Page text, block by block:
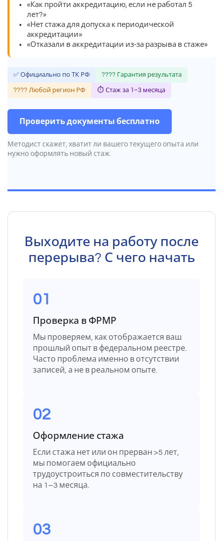
«Как пройти аккредитацию, если не работал 5
лет?»
«Нет стажа для допуска к периодической
аккредитации»
«Отказали в аккредитации из-за разрыва в стаже»
✅ Официально по ТК РФ ???? Гарантия результата
???? Любой регион РФ ⏱ Стаж за 1–3 месяца
Проверить документы бесплатно
Методист скажет, хватит ли вашего текущего опыта или
нужно оформлять новый стаж.
Выходите на работу после
перерыва? С чего начать
01
Проверка в ФРМР
Мы проверяем, как отображается ваш
прошлый опыт в федеральном реестре.
Часто проблема именно в отсутствии
записей, а не в реальном опыте.
02
Оформление стажа
Если стажа нет или он прерван >5 лет,
мы помогаем официально
трудоустроиться по совместительству
на 1–3 месяца.
03